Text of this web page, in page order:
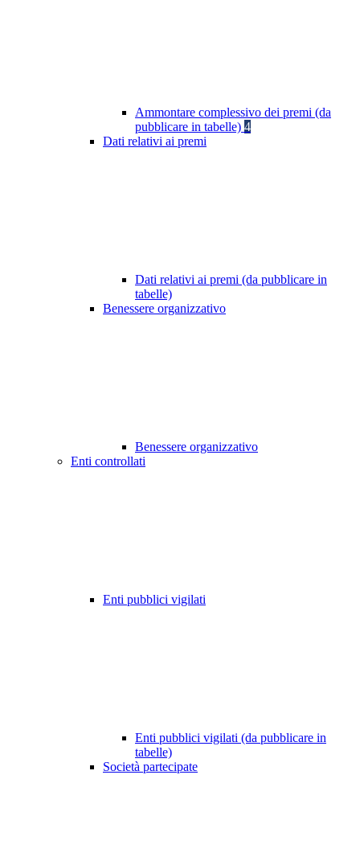
Ammontare complessivo dei premi (da
pubblicare in tabelle) 4
Dati relativi ai premi
Dati relativi ai premi (da pubblicare in
tabelle)
Benessere organizzativo
Benessere organizzativo
Enti controllati
Enti pubblici vigilati
Enti pubblici vigilati (da pubblicare in
tabelle)
Società partecipate